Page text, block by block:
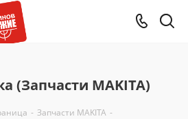
(Запчасти MAKITA)
- Запчасти MAKITA -